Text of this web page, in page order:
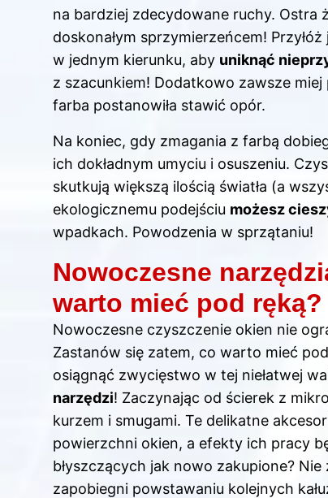
na bardziej zdecydowane ruchy. Ostra
doskonałym sprzymierzeńcem!
w jednym kierunku, aby uniknąć
z szacunkiem! Dodatkowo zawsze
farba postanowiła stawić opór.
Na koniec, gdy zmagania z farbą
ich dokładnym umyciu i osuszeniu.
skutkują większą ilością światła (a
ekologicznemu podejściu możesz
wpadkach. Powodzenia w sprzątaniu!
Nowoczesne
warto mieć pod ręką?
Nowoczesne czyszczenie okien nie
Zastanów się zatem, co warto mieć
osiągnąć zwycięstwo w tej niełatwej
narzędzi! Zaczynając od ścierek z
kurzem i smugami. Te delikatne
powierzchni okien, a efekty ich pracy
błyszczących jak nowo zakupione?
zapobiegni powstawaniu kolejnych